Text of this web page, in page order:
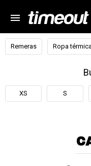
menu
Remeras Ropa térmica
XS S